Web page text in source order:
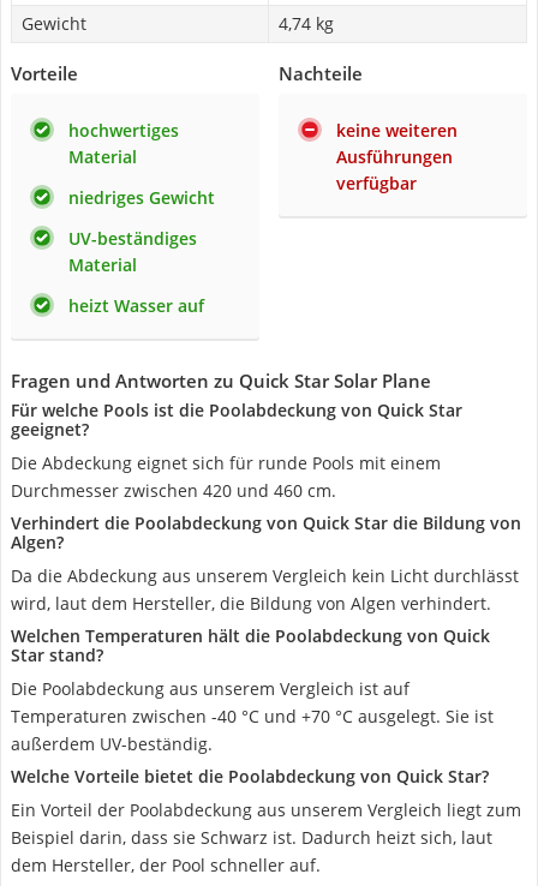
Gewicht
4,74 kg
Vorteile
hochwertiges
Material
niedriges Gewicht
UV-beständiges
Material
heizt Wasser auf
Nachteile
keine weiteren
Ausführungen
verfügbar
Fragen und Antworten zu Quick Star Solar Plane
Für welche Pools ist die Poolabdeckung von Quick Star
geeignet?
Die Abdeckung eignet sich für runde Pools mit einem
Durchmesser zwischen 420 und 460 cm.
Verhindert die Poolabdeckung von Quick Star die Bildung von
Algen?
Da die Abdeckung aus unserem Vergleich kein Licht durchlässt
wird, laut dem Hersteller, die Bildung von Algen verhindert.
Welchen Temperaturen hält die Poolabdeckung von Quick
Star stand?
Die Poolabdeckung aus unserem Vergleich ist auf
Temperaturen zwischen -40 °C und +70 °C ausgelegt. Sie ist
außerdem UV-beständig.
Welche Vorteile bietet die Poolabdeckung von Quick Star?
Ein Vorteil der Poolabdeckung aus unserem Vergleich liegt zum
Beispiel darin, dass sie Schwarz ist. Dadurch heizt sich, laut
dem Hersteller, der Pool schneller auf.